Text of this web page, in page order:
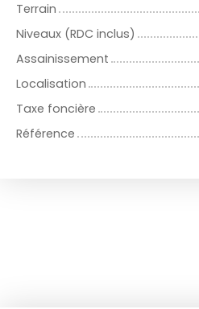
Terrain
Niveaux (RDC inclus)
Assainissement
Localisation
Taxe foncière
Référence